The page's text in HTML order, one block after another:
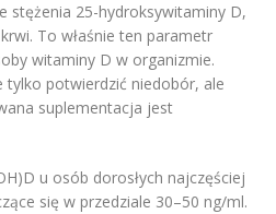
stężenia 25-hydroksywitaminy D,
To właśnie ten parametr
witaminy D w organizmie.
tylko potwierdzić niedobór, ale
suplementacja jest
u osób dorosłych najczęściej
się w przedziale 30–50 ng/ml.